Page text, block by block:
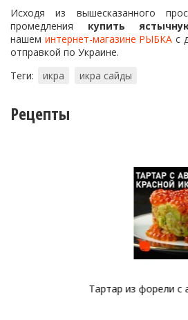
Исходя из вышесказанного
промедления купить
нашем интернет-магазине РЫБКА с
отправкой по Украине.
Теги:
икра икра сайды
Рецепты
Тартар из форели с авокадо